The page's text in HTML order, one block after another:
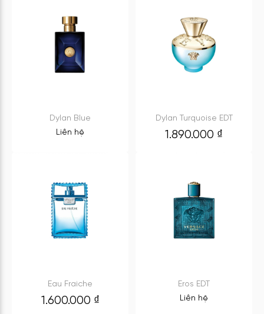
Dylan Blue
Liên hệ
Dylan Turquoise EDT
1.890.000 ₫
Eau Fraiche
1.600.000 ₫
Eros EDT
Liên hệ